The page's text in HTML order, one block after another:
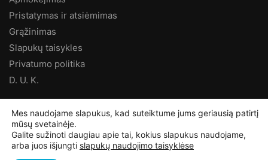
Pristatymas ir atsiėmimas
Grąžinimas
Slapukų taisykles
Privatumo politika
D. U. K.
©Ampertas.lt2025, Visos teisės saugomos
Mes naudojame slapukus, kad suteiktume jums geriausią patirtį
mūsų svetainėje.
Galite sužinoti daugiau apie tai, kokius slapukus naudojame,
arba juos išjungti slapukų naudojimo taisyklėse